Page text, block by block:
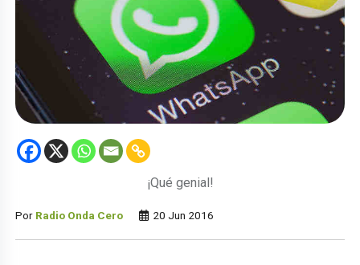
¡Qué genial!
Por Radio Onda Cero 20 Jun 2016